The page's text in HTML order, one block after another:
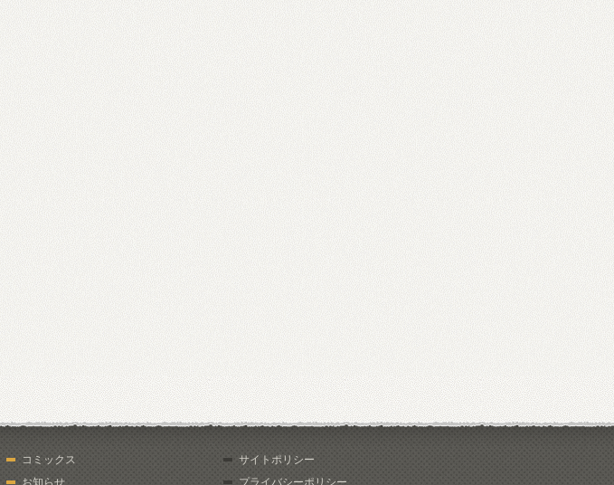
コミックス
お知らせ
サイトポリシー
プライバシーポリシー